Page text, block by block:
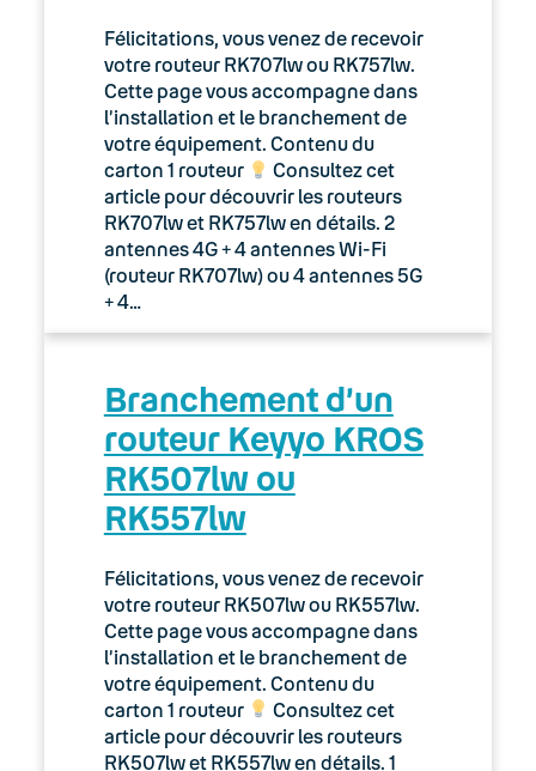
Félicitations, vous venez de recevoir
votre routeur RK707lw ou RK757lw.
Cette page vous accompagne dans
l’installation et le branchement de
votre équipement. Contenu du
carton 1 routeur
Consultez cet
article pour découvrir les routeurs
RK707lw et RK757lw en détails. 2
antennes 4G + 4 antennes Wi-Fi
(routeur RK707lw) ou 4 antennes 5G
+ 4…
Branchement d’un
routeur Keyyo KROS
RK507lw ou
RK557lw
Félicitations, vous venez de recevoir
votre routeur RK507lw ou RK557lw.
Cette page vous accompagne dans
l’installation et le branchement de
votre équipement. Contenu du
carton 1 routeur
Consultez cet
article pour découvrir les routeurs
RK507lw et RK557lw en détails. 1